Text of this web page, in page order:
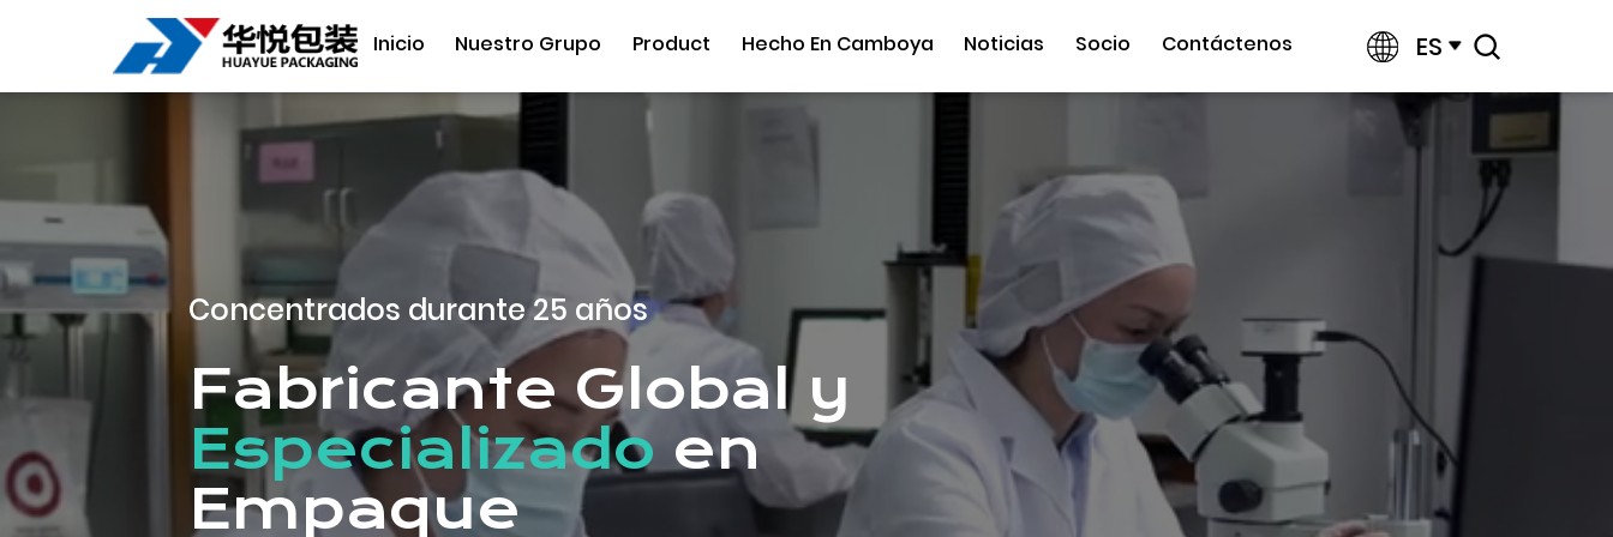
Inicio Nuestro Grupo Product Hecho En Camboya Noticias Socio Contáctenos ES
Concentrados durante 25 años
Fabricante Global y
Especializado en
Empaque